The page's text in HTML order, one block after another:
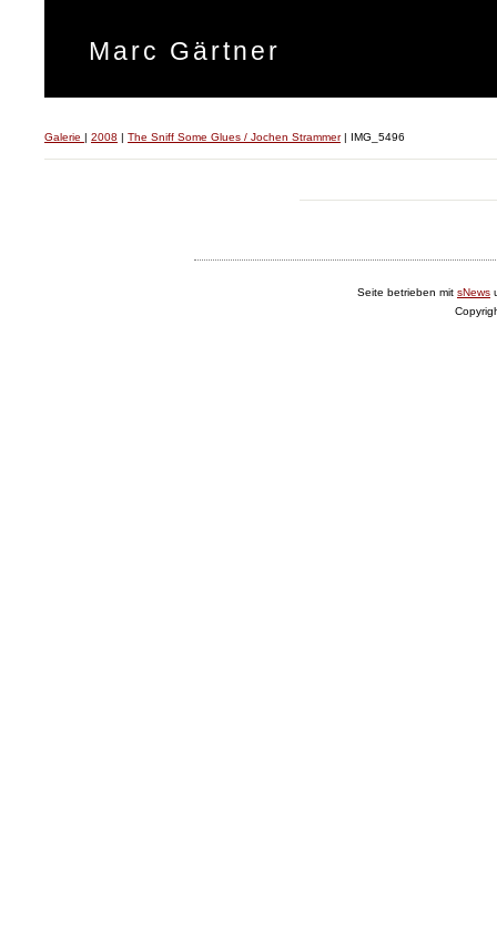
Marc Gärtner
Galerie | 2008 | The Sniff Some Glues / Jochen Strammer| IMG_5496
Seite betrieben mit sNews